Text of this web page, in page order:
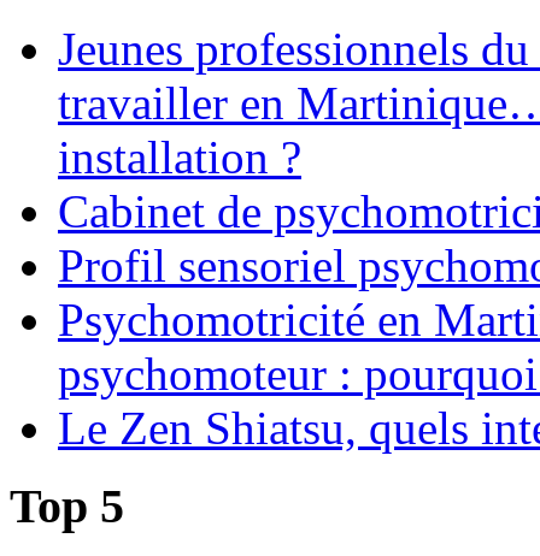
Jeunes professionnels
travailler en
installation ?
Cabinet de
Profil sensoriel
Psychomotricité en
psychomoteur :
Le Zen Shiatsu, quels
Top 5